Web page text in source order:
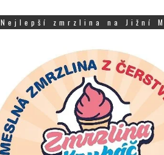
Nejlepší zmrzlina na Jižní